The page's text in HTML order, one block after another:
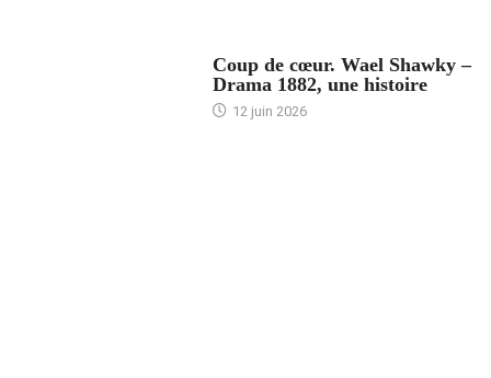
Coup de cœur. Wael Shawky –
Drama 1882, une histoire
12 juin 2026